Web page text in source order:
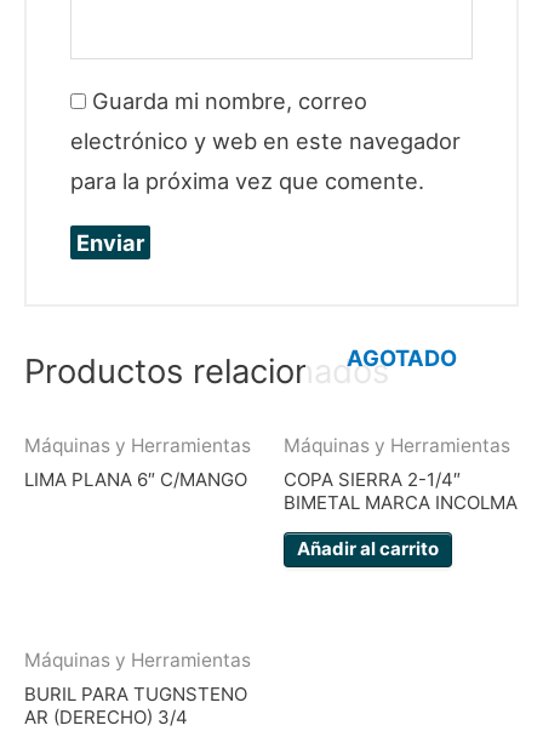
Guarda mi nombre, correo
electrónico y web en este navegador
para la próxima vez que comente.
Productos relacionados
Máquinas y Herramientas
LIMA PLANA 6″ C/MANGO
AGOTADO
Máquinas y Herramientas
COPA SIERRA 2-1/4″
BIMETAL MARCA INCOLMA
Añadir al carrito
Máquinas y Herramientas
BURIL PARA TUGNSTENO
AR (DERECHO) 3/4